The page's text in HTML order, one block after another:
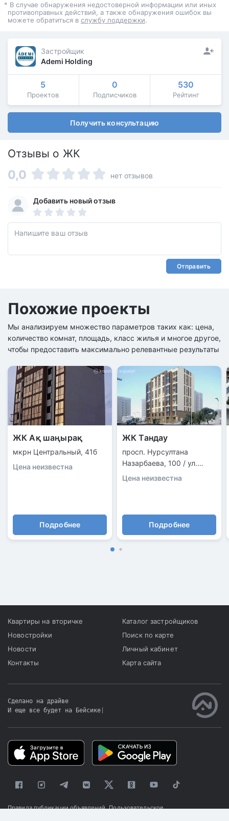
* В случае обнаружения недостоверной информации или иных
противоправных действий, а также обнаружения ошибок вы
можете обратиться в службу поддержки.
Застройщик
Ademi Holding
5
Проектов
0
Подписчиков
530
Рейтинг
Получить консультацию
Отзывы о ЖК
0,0 нет отзывов
Добавить новый отзыв
Отправить
Похожие проекты
Мы анализируем множество параметров таких как: цена,
количество комнат, площадь, класс жилья и многое другое,
чтобы предоставить максимально релевантные результаты
ЖК Ақ шаңырақ
мкрн Центральный, 41б
Цена неизвестна
Подробнее
ЖК Тандау
просп. Нурсултана
Назарбаева, 100 / ул.
Островского
Цена неизвестна
Подробнее
Квартиры на вторичке
Новостройки
Новости
Контакты
Каталог застройщиков
Поиск по карте
Личный кабинет
Карта сайта
Сделано на драйве
И еще все будет на Бейсике
Правила публикации объявлений Пользовательское